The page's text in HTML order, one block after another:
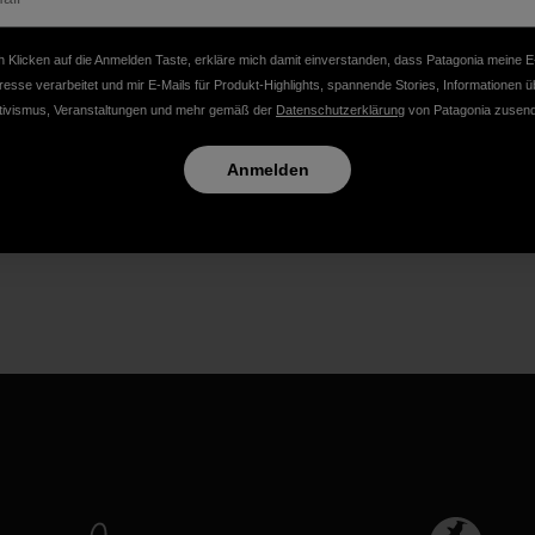
Klicken auf die Anmelden Taste, erkläre mich damit einverstanden, dass Patagonia meine
verarbeitet und mir E-Mails für Produkt-Highlights, spannende Stories, Informationen
Veranstaltungen und mehr gemäß der Datenschutzerklärung von Patagonia
Anmelden